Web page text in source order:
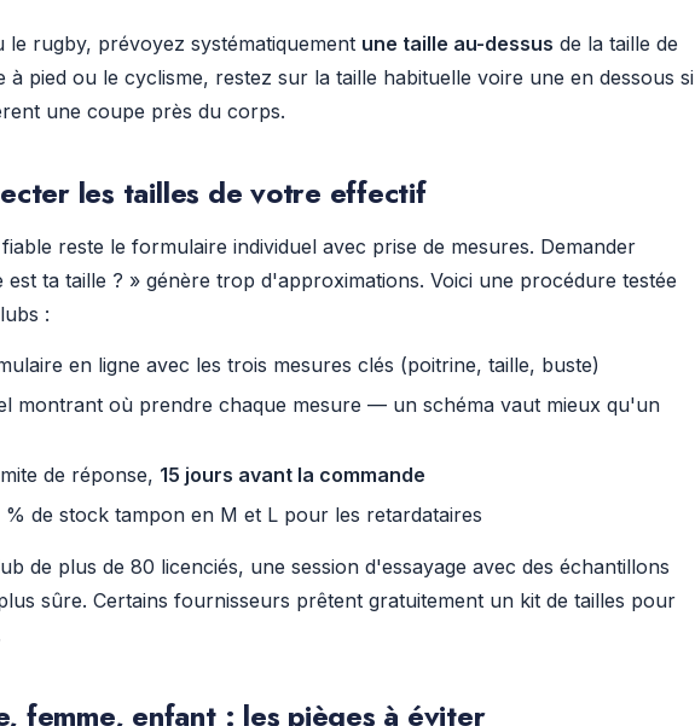
le rugby, prévoyez systématiquement une taille au-dessus de la taille de
à pied ou le cyclisme, restez sur la taille habituelle voire une en dessous si
une coupe près du corps.
les tailles de votre effectif
reste le formulaire individuel avec prise de mesures. Demander
est ta taille ? » génère trop d'approximations. Voici une procédure testée
:
en ligne avec les trois mesures clés (poitrine, taille, buste)
montrant où prendre chaque mesure — un schéma vaut mieux qu'un
de réponse, 15 jours avant la commande
% de stock tampon en M et L pour les retardataires
de plus de 80 licenciés, une session d'essayage avec des échantillons
sûre. Certains fournisseurs prêtent gratuitement un kit de tailles pour
femme, enfant : les pièges à éviter